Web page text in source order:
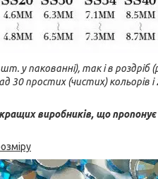
у пакованні), так і в роздріб
30 простих (чистих) кольорів
виробників, що